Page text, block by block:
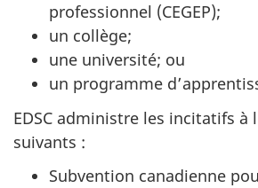
professionnel (CEGEP);
un collège;
une université; ou
un programme
EDSC administre les incitatifs à
suivants :
Subvention canadienne